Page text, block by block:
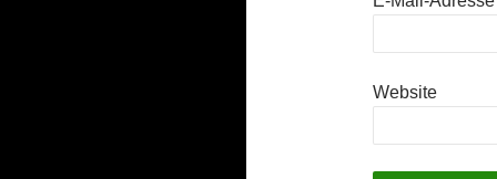
Website